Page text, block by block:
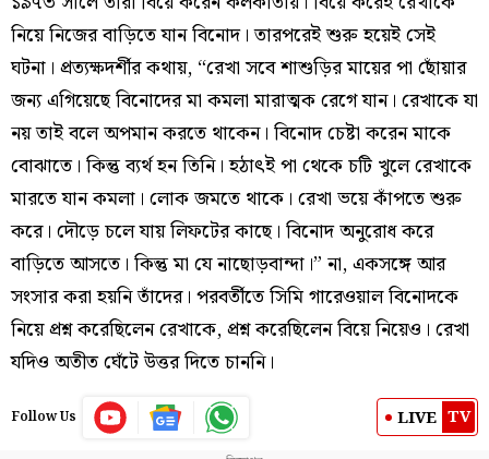
নিয়ে নিজের বাড়িতে যান বিনোদ। তারপরেই শুরু হয়েই সেই
ঘটনা। প্রত্যক্ষদর্শীর কথায়, “রেখা সবে শাশুড়ির মায়ের পা ছোঁয়ার
জন্য এগিয়েছে বিনোদের মা কমলা মারাত্মক রেগে যান। রেখাকে যা
নয় তাই বলে অপমান করতে থাকেন। বিনোদ চেষ্টা করেন মাকে
বোঝাতে। কিন্তু ব্যর্থ হন তিনি। হঠাৎই পা থেকে চটি খুলে রেখাকে
মারতে যান কমলা। লোক জমতে থাকে। রেখা ভয়ে কাঁপতে শুরু
করে। দৌড়ে চলে যায় লিফটের কাছে। বিনোদ অনুরোধ করে
বাড়িতে আসতে। কিন্তু মা যে নাছোড়বান্দা।” না, একসঙ্গে আর
সংসার করা হয়নি তাঁদের। পরবর্তীতে সিমি গারেওয়াল বিনোদকে
নিয়ে প্রশ্ন করেছিলেন রেখাকে, প্রশ্ন করেছিলেন বিয়ে নিয়েও। রেখা
যদিও অতীত ঘেঁটে উত্তর দিতে চাননি।
Follow Us LIVE TV